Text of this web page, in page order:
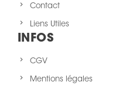
Contact
Liens Utiles
INFOS
CGV
Mentions légales